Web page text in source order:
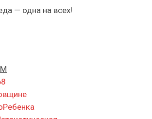
— одна на всех!